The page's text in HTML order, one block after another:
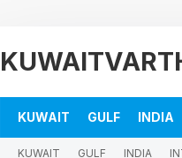
KUWAIT GULF INDIA
KUWAIT GULF INDIA